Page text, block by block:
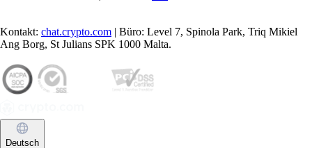
Kontakt: chat.crypto.com | Büro: Level 7, Spinola Park, Triq Mikiel
Ang Borg, St Julians SPK 1000 Malta.
Deutsch